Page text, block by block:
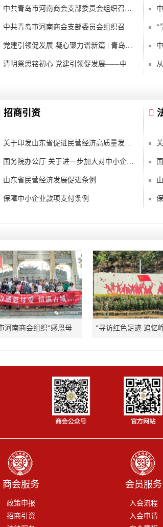
招商引资
山东省民营经济发展促进条例
保障中小企业款项支付条例
商会服务
政策申报
招商引资
会员服务
入会流程
入会申请